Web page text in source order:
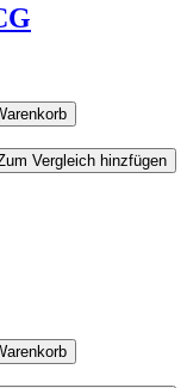
Vergleich hinzfügen